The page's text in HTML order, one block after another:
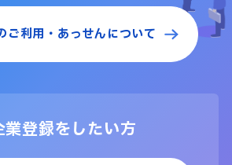
ご利用・ あっせんについて
業登録をしたい方